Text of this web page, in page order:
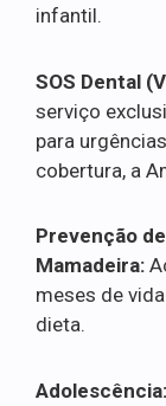
infantil.
SOS Dental
serviço
para
cobertura, a
Prevenção
Mamadeira:
meses de
dieta.
Adolescência: